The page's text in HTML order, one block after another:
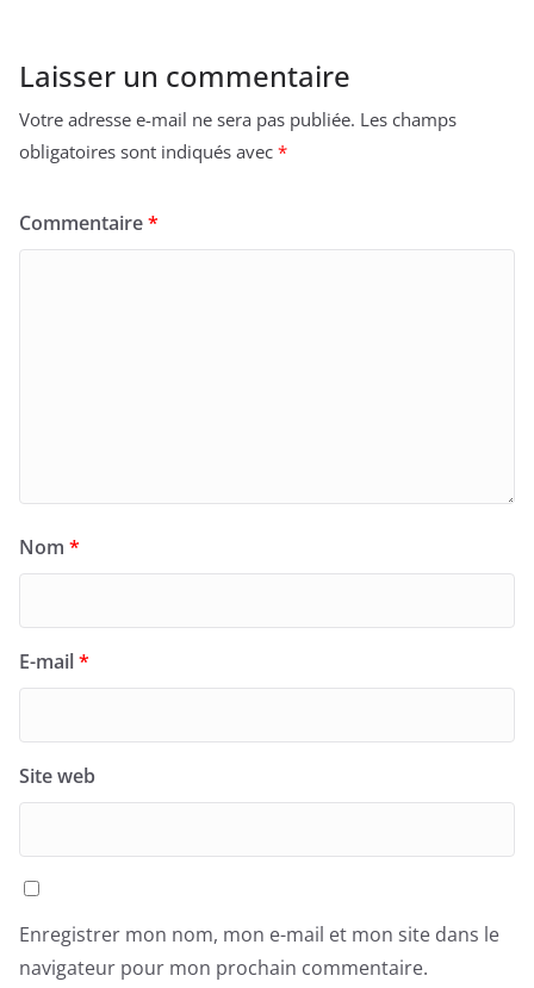
Laisser un commentaire
Votre adresse e-mail ne sera pas publiée. Les champs
obligatoires sont indiqués avec *
Commentaire*
Nom *
E-mail*
Site web
Enregistrer mon nom, mon e-mail et mon site dans le
navigateur pour mon prochain commentaire.